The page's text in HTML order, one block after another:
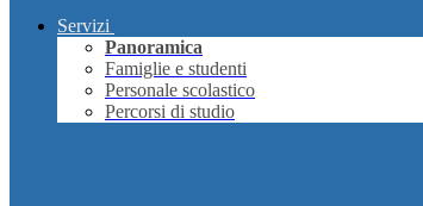
Servizi
Panoramica
Famiglie e studenti
Personale scolastico
Percorsi di studio